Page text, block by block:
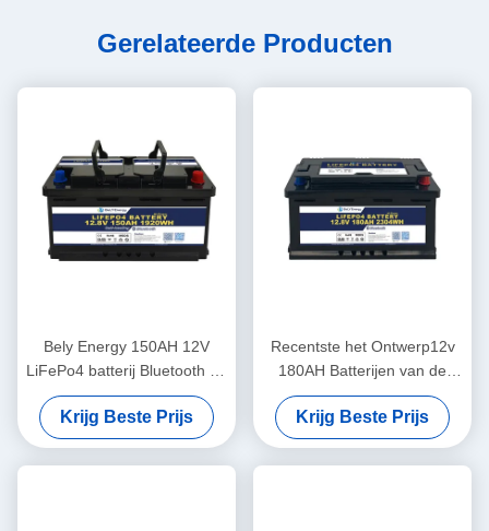
Gerelateerde Producten
Bely Energy 150AH 12V
LiFePo4 batterij Bluetooth en
zelfverwarming voor Yachit
Medical
Krijg Beste Prijs
Recentste het Ontwerp12v
180AH Batterijen van de
Belyenergie voor Bluetooth
voor UPS-het Basisstation rv
van de Energieopslag
Krijg Beste Prijs